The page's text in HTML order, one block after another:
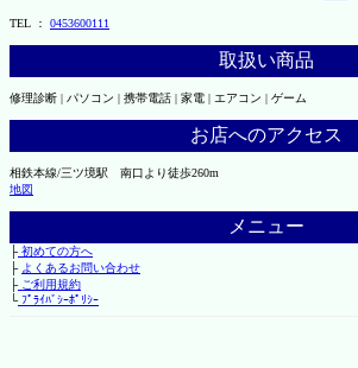
TEL ： 0453600111
取扱い商品
修理診断 | パソコン | 携帯電話 | 家電 | エアコン | ゲーム
お店へのアクセス
相鉄本線/三ツ境駅 南口より徒歩260m
地図
メニュー
├初めての方へ
├ よくあるお問い合わせ
├ご利用規約
└ﾌﾟﾗｲﾊﾞｼｰﾎﾟﾘｼｰ